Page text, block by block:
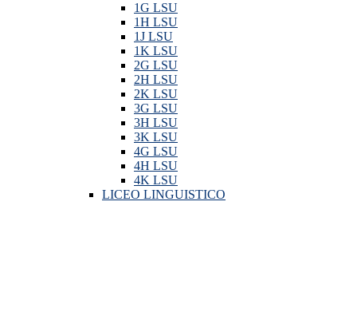
1G LSU
1H LSU
1J LSU
1K LSU
2G LSU
2H LSU
2K LSU
3G LSU
3H LSU
3K LSU
4G LSU
4H LSU
4K LSU
LICEO LINGUISTICO